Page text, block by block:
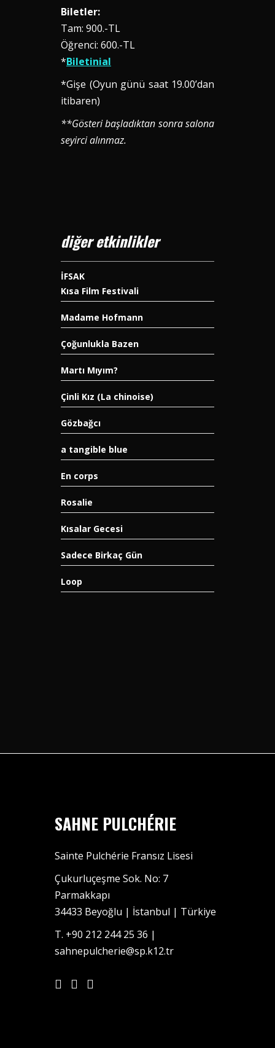
Biletler:
Tam: 900.-TL
Öğrenci: 600.-TL
*Biletinial
*Gişe (Oyun günü saat 19.00’dan
itibaren)
**Gösteri başladıktan sonra salona
seyirci alınmaz.
diğer etkinlikler
İFSAK
Kısa Film Festivali
Madame Hofmann
Çoğunlukla Bazen
Martı Mıyım?
Çinli Kız (La chinoise)
Gözbağcı
a tangible blue
En corps
Rosalie
Kısalar Gecesi
Sadece Birkaç Gün
Loop
SAHNE PULCHÉRIE
Sainte Pulchérie Fransız Lisesi
Çukurluçeşme Sok. No: 7
Parmakkapı
34433 Beyoğlu | İstanbul | Türkiye
T. +90 212 244 25 36 |
sahnepulcherie@sp.k12.tr